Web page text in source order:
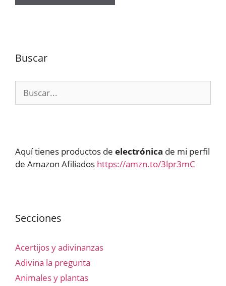
Buscar
Aquí tienes productos de electrónica de mi perfil
de Amazon Afiliados https://amzn.to/3lpr3mC
Secciones
Acertijos y adivinanzas
Adivina la pregunta
Animales y plantas